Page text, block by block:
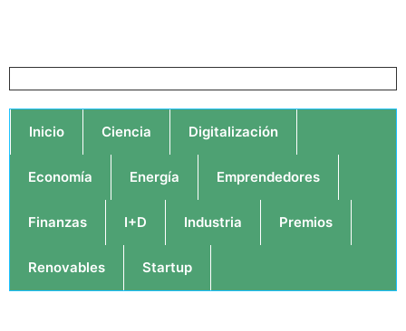
Inicio Ciencia Digitalización
Economía Energía Emprendedores
Finanzas I+D Industria Premios
Renovables Startup